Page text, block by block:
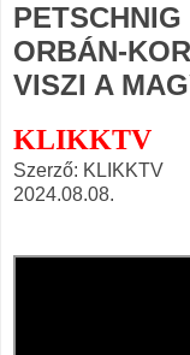
ORBÁN-
VISZI A
KLIKKTV
Szerző: KLIKKTV
2024.08.08.